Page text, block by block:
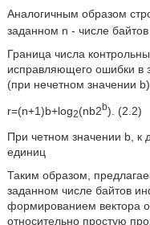
Аналогичным образом
заданном n - числе
Граница числа
исправляющего ошибки в
(при нечетном значении
r=(n+1)b+log2(nb2b). (2.2)
При четном значении b, к
единиц
Таким образом,
заданном числе байтов
формированием вектора
относительно простую